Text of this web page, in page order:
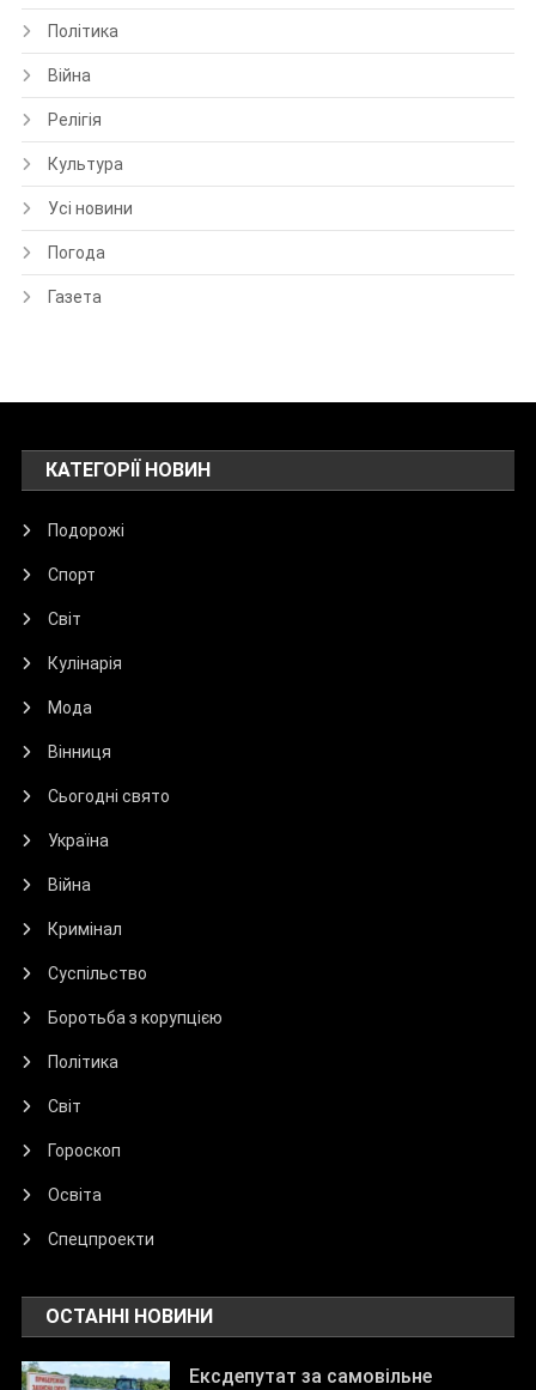
Політика
Війна
Релігія
Культура
Усі новини
Погода
Газета
КАТЕГОРІЇ НОВИН
Подорожі
Спорт
Світ
Кулінарія
Мода
Вінниця
Сьогодні свято
Україна
Війна
Кримінал
Суспільство
Боротьба з корупцією
Політика
Світ
Гороскоп
Освіта
Спецпроекти
ОСТАННІ НОВИНИ
Ексдепутат за самовільне